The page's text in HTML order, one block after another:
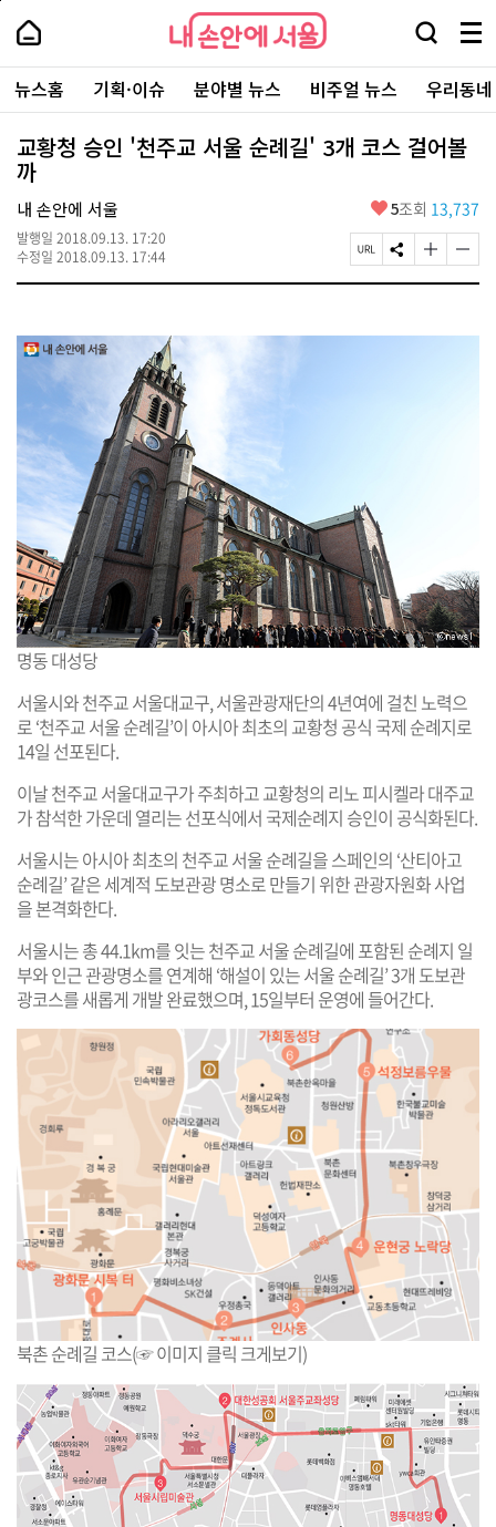
본
로
가
내
손
안
에
서
울
-
서
울
시
대
표
소
통
포
내
손
에
울
검
창
열
기
메
뉴
전
체
보
주
요
서
뉴스홈 기획·이슈 분야별 뉴스 비주얼 뉴스 우리동
교황청 승인 '천주교 서울 순례길' 3개 코스 걸어볼
까
내 손안에 서울
발행일 2018.09.13. 17:20
수정일 2018.09.13. 17:44
좋
요
5조회 13,737
페
이
R
S
N
유
글
자
크
글
자
작
명동 대성당
서울시와 천주교 서울대교구, 서울관광재단의 4년여에 걸친 노력으
로 ‘천주교 서울 순례길’이 아시아 최초의 교황청 공식 국제 순례지로
14일 선포된다.
이날 천주교 서울대교구가 주최하고 교황청의 리노 피시켈라 대주교
가 참석한 가운데 열리는 선포식에서 국제순례지 승인이 공식화된다.
서울시는 아시아 최초의 천주교 서울 순례길을 스페인의 ‘산티아고
순례길’ 같은 세계적 도보관광 명소로 만들기 위한 관광자원화 사업
을 본격화한다.
서울시는 총 44.1km를 잇는 천주교 서울 순례길에 포함된 순례지 일
부와 인근 관광명소를 연계해 ‘해설이 있는 서울 순례길’ 3개 도보관
광코스를 새롭게 개발 완료했으며, 15일부터 운영에 들어간다.
북촌 순례길 코스(☞ 이미지 클릭 크게보기)
페
상
단
로